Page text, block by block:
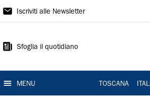
Il
Iscriviti alle Newsletter
Sfoglia il quotidiano
MENU TOSCANA